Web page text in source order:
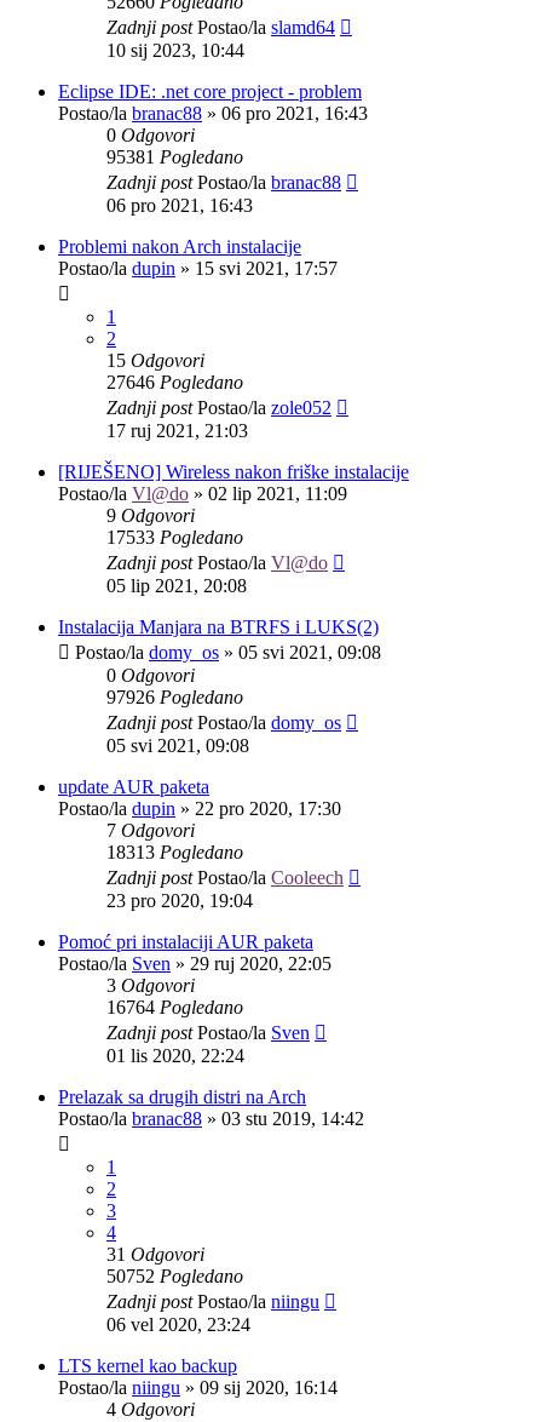
Zadnji postPostao/la slamd64
10 sij 2023, 10:44
Eclipse IDE: .net core project - problem
Postao/la branac88 » 06 pro 2021, 16:43
0 Odgovori
95381 Pogledano
Zadnji postPostao/la branac88
06 pro 2021, 16:43
Problemi nakon Arch instalacije
Postao/la dupin » 15 svi 2021, 17:57
1
2
15 Odgovori
27646 Pogledano
Zadnji postPostao/la zole052
17 ruj 2021, 21:03
[RIJEŠENO] Wireless nakon friške instalacije
Postao/la Vl@do » 02 lip 2021, 11:09
9 Odgovori
17533 Pogledano
Zadnji postPostao/la Vl@do
05 lip 2021, 20:08
Instalacija Manjara na BTRFS i LUKS(2)
Postao/la domy_os » 05 svi 2021, 09:08
0 Odgovori
97926 Pogledano
Zadnji postPostao/la domy_os
05 svi 2021, 09:08
update AUR paketa
Postao/la dupin » 22 pro 2020, 17:30
7 Odgovori
18313 Pogledano
Zadnji postPostao/la Cooleech
23 pro 2020, 19:04
Pomoć pri instalaciji AUR paketa
Postao/la Sven » 29 ruj 2020, 22:05
3 Odgovori
16764 Pogledano
Zadnji postPostao/la Sven
01 lis 2020, 22:24
Prelazak sa drugih distri na Arch
Postao/la branac88 » 03 stu 2019, 14:42
1
2
3
4
31 Odgovori
50752 Pogledano
Zadnji postPostao/la niingu
06 vel 2020, 23:24
LTS kernel kao backup
Postao/la niingu » 09 sij 2020, 16:14
4 Odgovori